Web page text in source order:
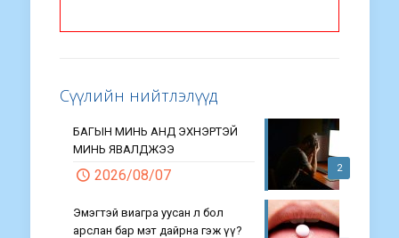
Сүүлийн нийтлэлүүд
2
БАГЫН МИНЬ АНД ЭХНЭРТЭЙ
МИНЬ ЯВАЛДЖЭЭ
2026/08/07
Эмэгтэй виагра уусан л бол
арслан бар мэт дайрна гэж үү?